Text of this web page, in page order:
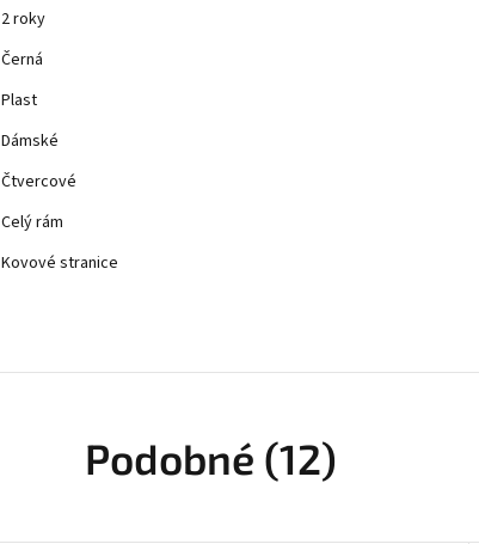
2 roky
Černá
Plast
Dámské
Čtvercové
Celý rám
Kovové stranice
Podobné (12)